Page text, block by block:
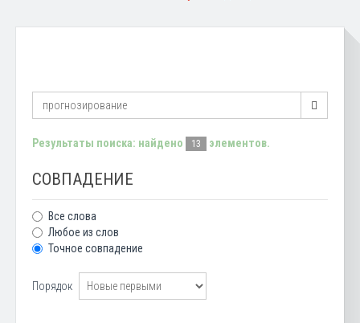
Результаты поиска: найдено 13 элементов.
СОВПАДЕНИЕ
Все слова
Любое из слов
Точное совпадение
Порядок